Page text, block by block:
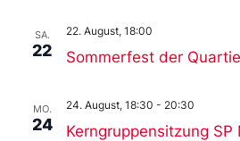
SA.
22 Sommerfest der
22. August, 18:00
MO.
24
Kerngruppensitzung SP
24. August, 18:30 - 20:30